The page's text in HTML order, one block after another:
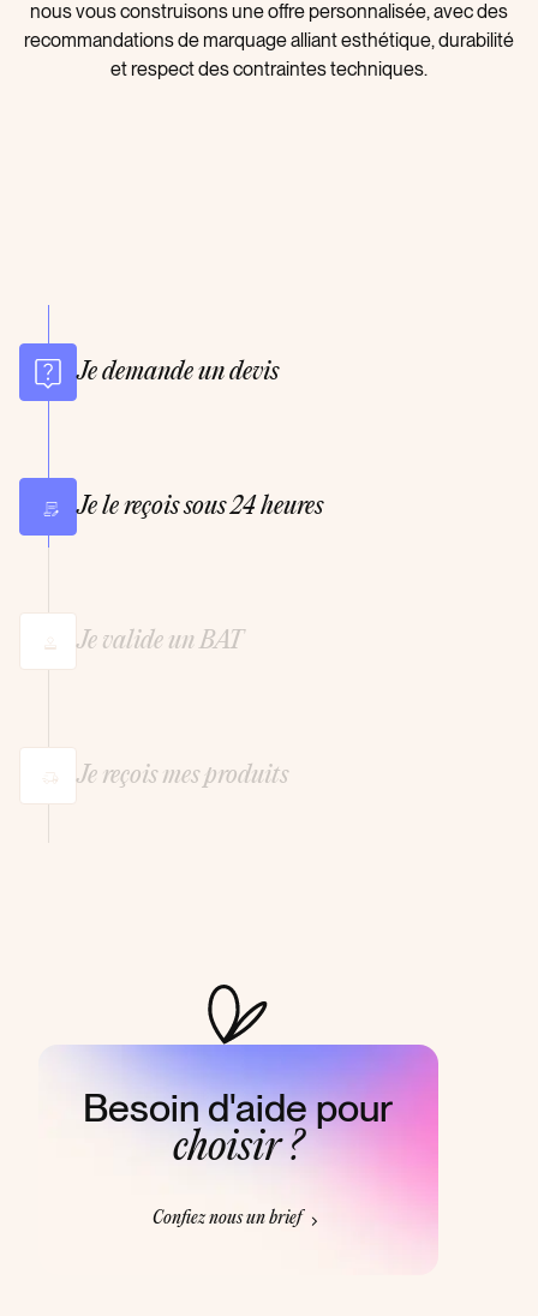
nous vous construisons une offre personnalisée, avec des
recommandations de marquage alliant esthétique, durabilité
et respect des contraintes techniques.
Je demande un devis
Je le reçois sous 24 heures
Je valide un BAT
Je reçois mes produits
Besoin d'aide pour
choisir ?
Confiez nous un brief